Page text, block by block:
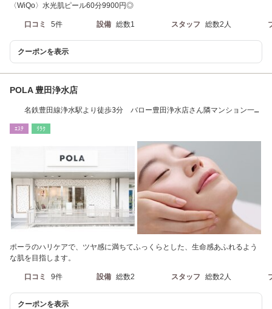
〈WiQo〉水光肌ピール60分9900円◎
口コミ 5件 設備 総数1 スタッフ 総数2人
クーポンを表示
POLA 豊田浄水店
名鉄豊田線浄水駅より徒歩3分 バロー豊田浄水店さん隣マンション一階
ｴｽﾃ ﾘﾗｸ
ポーラのハリケアで、ツヤ感に満ちてふっくらとした、生命感あふれるよう
な肌を目指します。
口コミ 9件 設備 総数2 スタッフ 総数2人
クーポンを表示